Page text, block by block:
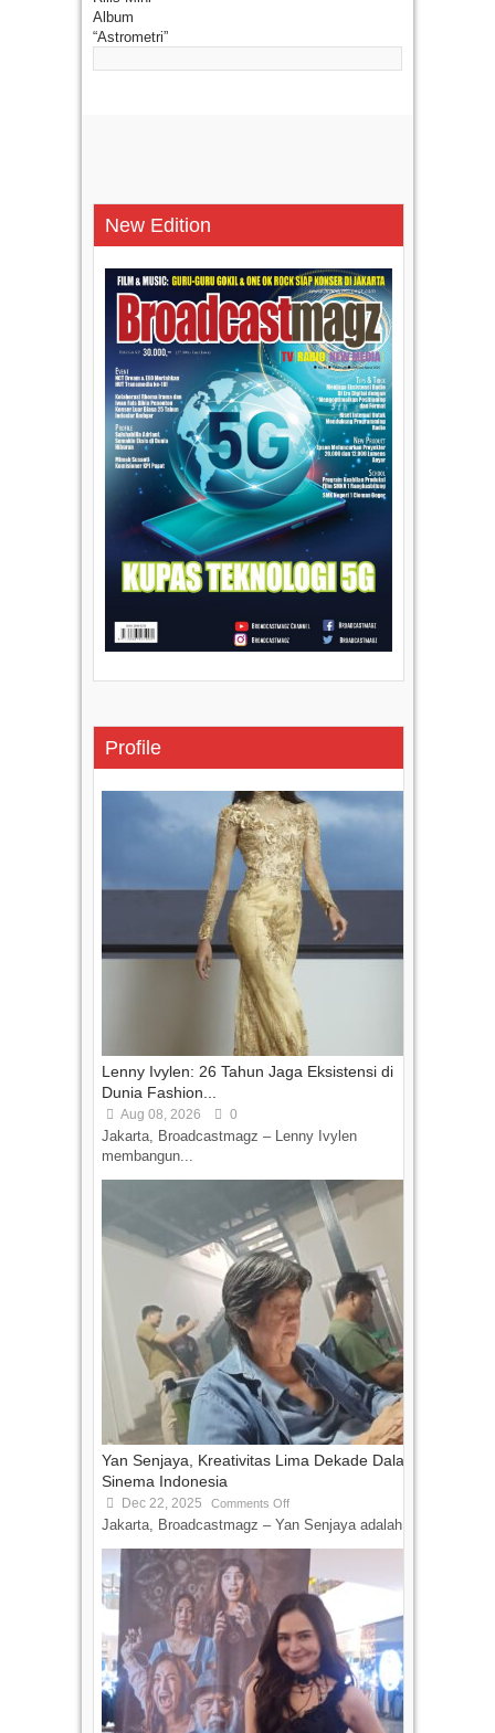
New Edition
Profile
Lenny Ivylen: 26 Tahun Jaga Eksistensi di
Dunia Fashion...
Aug 08, 2026 0
Jakarta, Broadcastmagz – Lenny Ivylen
membangun...
Yan Senjaya, Kreativitas Lima Dekade Dalam
Sinema Indonesia
Dec 22, 2025 Comments Off
Jakarta, Broadcastmagz – Yan Senjaya adalah...